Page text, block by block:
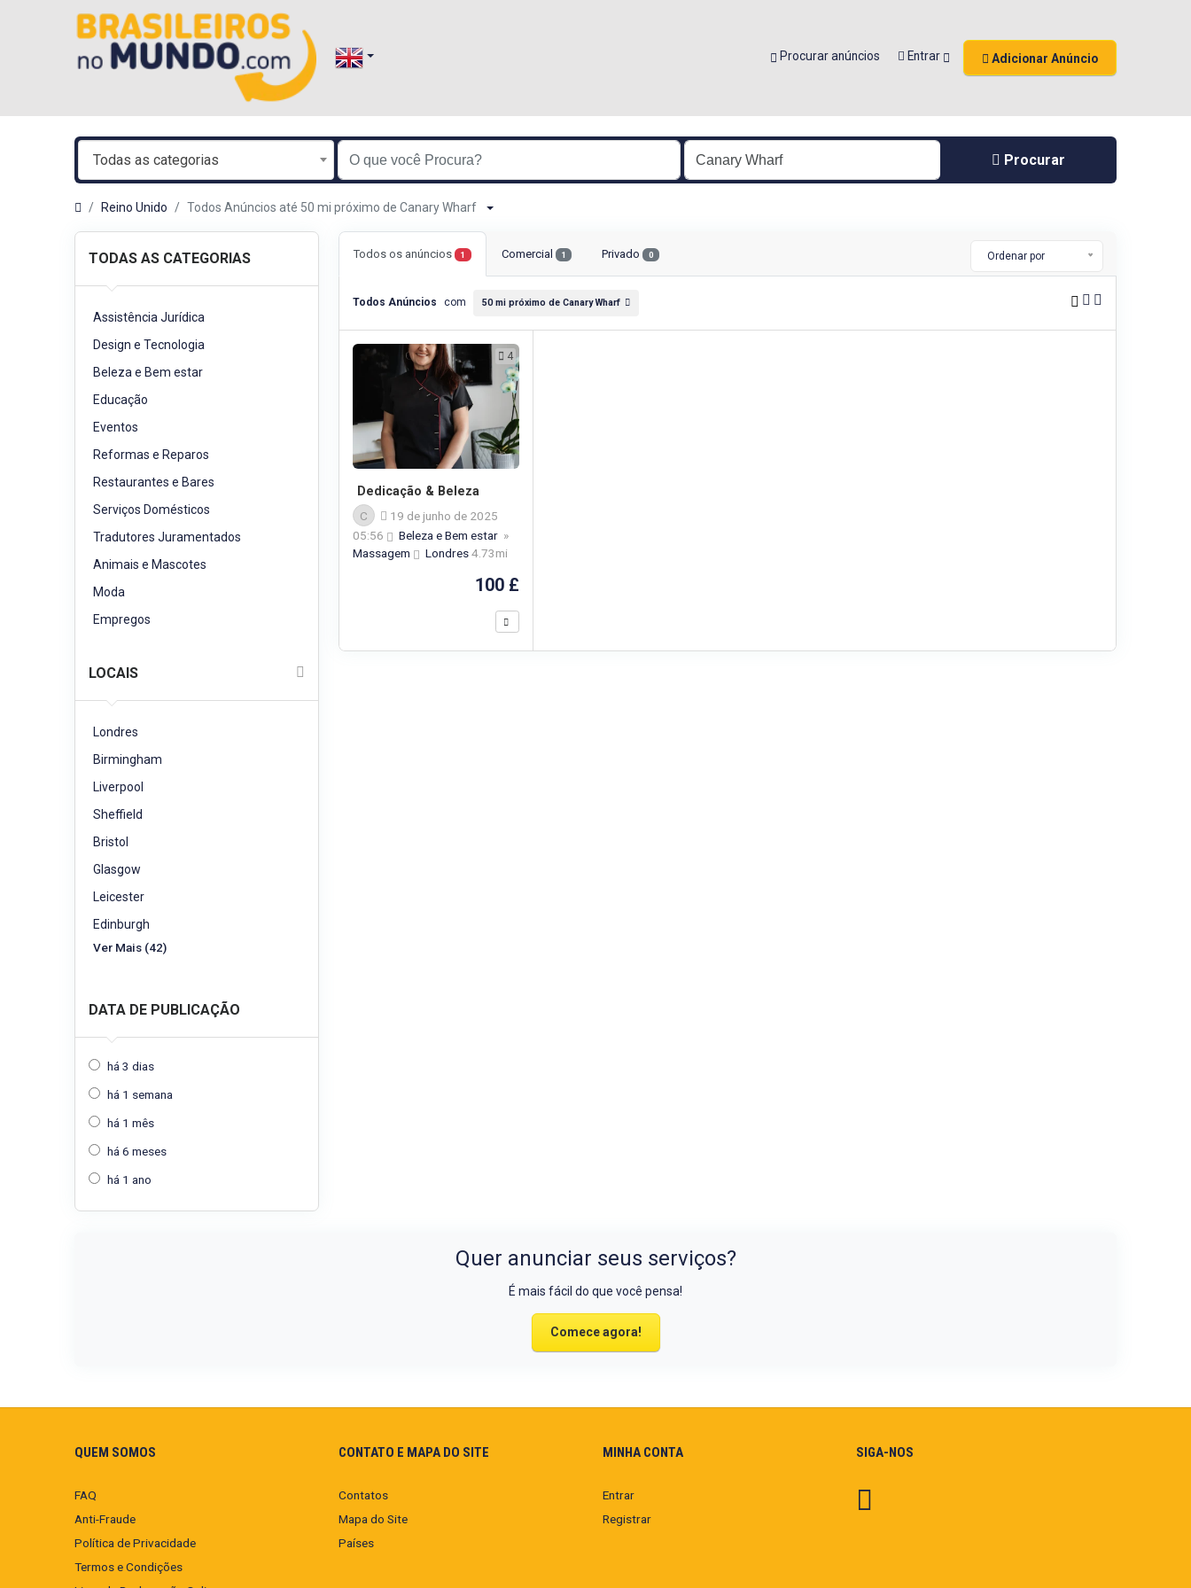
Procurar anúncios Entrar Adicionar Anúncio
Todas as categorias Procurar
Reino Unido Todos Anúncios até 50 mi próximo de Canary Wharf
TODAS AS CATEGORIAS
Assistência Jurídica
Design e Tecnologia
Beleza e Bem estar
Educação
Eventos
Reformas e Reparos
Restaurantes e Bares
Serviços Domésticos
Tradutores Juramentados
Animais e Mascotes
Moda
Empregos
LOCAIS
Londres
Birmingham
Liverpool
Sheffield
Bristol
Glasgow
Leicester
Edinburgh
Ver Mais (42)
DATA DE PUBLICAÇÃO
há 3 dias
há 1 semana
há 1 mês
há 6 meses
há 1 ano
Todos os anúncios 1 Comercial 1 Privado 0 Ordenar por
Todos Anúncios com 50 mi próximo de Canary Wharf
4
Dedicação & Beleza
C
19 de junho de 2025
05:56
Beleza e Bem estar »
Massagem
Londres4.73mi
100 £
Quer anunciar seus serviços?
É mais fácil do que você pensa!
Comece agora!
QUEM SOMOS
FAQ
Anti-Fraude
Política de Privacidade
Termos e Condições
CONTATO E MAPA DO SITE
Contatos
Mapa do Site
Países
MINHA CONTA
Entrar
Registrar
SIGA-NOS